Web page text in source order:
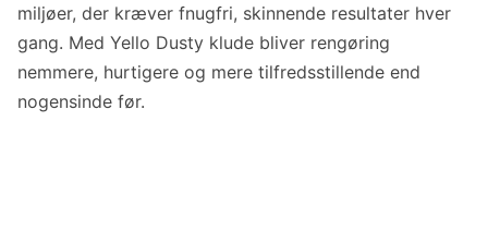
miljøer, der kræver fnugfri, skinnende resultater hver
gang. Med Yello Dusty klude bliver rengøring
nemmere, hurtigere og mere tilfredsstillende end
nogensinde før.